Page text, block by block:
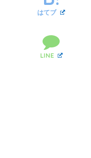
はてブ
LINE